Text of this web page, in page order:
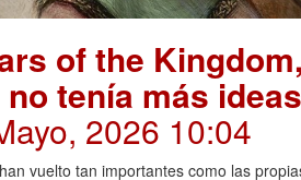
of the
tenía más
2026 10:04
vuelto tan importantes como las